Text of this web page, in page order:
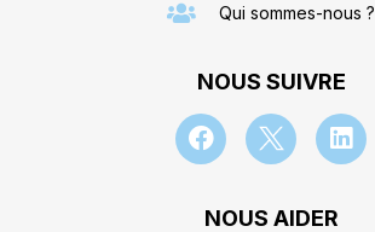
Qui sommes-nous ?
NOUS SUIVRE
NOUS AIDER